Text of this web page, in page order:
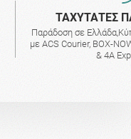
ΤΑΧΥΤΑΤΕΣ
Παράδοση σε
με ACS Courier, BOX-
& 4A